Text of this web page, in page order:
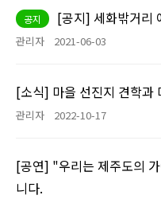
공지 [공지] 세화밖거리
관리자 2021-06-03
[소식] 마을 선진지 견학과
관리자 2022-10-17
[공연] "우리는 제주도의
니다.